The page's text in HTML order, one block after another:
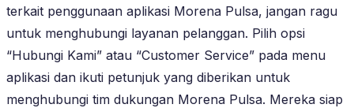
terkait penggunaan aplikasi Morena Pulsa, jangan ragu
untuk menghubungi layanan pelanggan. Pilih opsi
“Hubungi Kami” atau “Customer Service” pada menu
aplikasi dan ikuti petunjuk yang diberikan untuk
menghubungi tim dukungan Morena Pulsa. Mereka siap